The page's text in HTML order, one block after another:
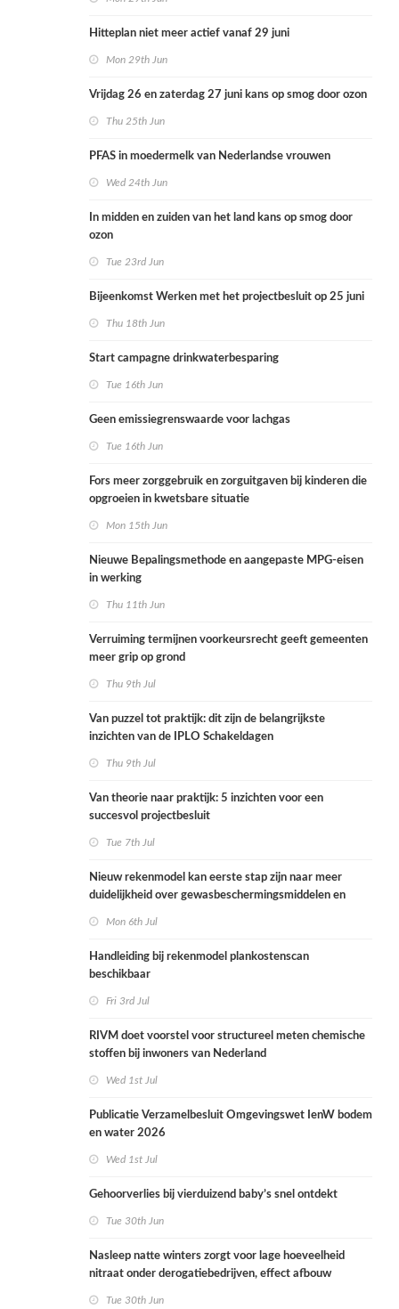
Hitteplan niet meer actief vanaf 29 juni
Mon 29th Jun
Vrijdag 26 en zaterdag 27 juni kans op smog door ozon
Thu 25th Jun
PFAS in moedermelk van Nederlandse vrouwen
Wed 24th Jun
In midden en zuiden van het land kans op smog door
ozon
Tue 23rd Jun
Bijeenkomst Werken met het projectbesluit op 25 juni
Thu 18th Jun
Start campagne drinkwaterbesparing
Tue 16th Jun
Geen emissiegrenswaarde voor lachgas
Tue 16th Jun
Fors meer zorggebruik en zorguitgaven bij kinderen die
opgroeien in kwetsbare situatie
Mon 15th Jun
Nieuwe Bepalingsmethode en aangepaste MPG-eisen
in werking
Thu 11th Jun
Verruiming termijnen voorkeursrecht geeft gemeenten
meer grip op grond
Thu 9th Jul
Van puzzel tot praktijk: dit zijn de belangrijkste
inzichten van de IPLO Schakeldagen
Thu 9th Jul
Van theorie naar praktijk: 5 inzichten voor een
succesvol projectbesluit
Tue 7th Jul
Nieuw rekenmodel kan eerste stap zijn naar meer
duidelijkheid over gewasbeschermingsmiddelen en
Mon 6th Jul
Handleiding bij rekenmodel plankostenscan
beschikbaar
Fri 3rd Jul
RIVM doet voorstel voor structureel meten chemische
stoffen bij inwoners van Nederland
Wed 1st Jul
Publicatie Verzamelbesluit Omgevingswet IenW bodem
en water 2026
Wed 1st Jul
Gehoorverlies bij vierduizend baby’s snel ontdekt
Tue 30th Jun
Nasleep natte winters zorgt voor lage hoeveelheid
nitraat onder derogatiebedrijven, effect afbouw
Tue 30th Jun